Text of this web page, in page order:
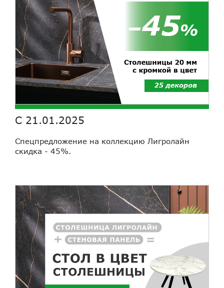
С 21.01.2025
Спецпредложение на коллекцию Лигролайн
скидка - 45%.